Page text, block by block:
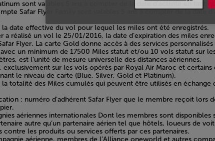
sont valables 5 ans à compter de la date d’activité en tant
Safar Flyer Family sont valables 5 ans à compter de la date
la date effective du vol pour lequel les miles ont été enregistrés.
a réalisé un vol le 25/01/2016, la date d’expiration des miles
Flyer. La carte Gold donne accès à des services
un minimum de 17500 Miles statut et/ou 10 vols statut sur
est l’unité de mesure universelle des distances aériennes.
sur les vols opérés par Royal Air Maroc et
le niveau de carte (Blue, Silver, Gold et Platinum).
totalité des Miles cumulés qui peuvent être utilisés en
: numéro d’adhérent Safar Flyer que le membre reçoit
aériennes internationales Dont les membres sont
autre qu’un partenaire aérien tel que hôtels, loueurs de
les produits ou services offerts par ces partenaires.
aérienne, membres de l’Alliance oneworld et autres